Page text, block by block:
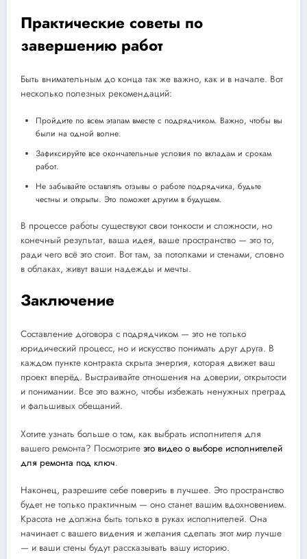
Практические советы по
завершению работ
Быть внимательным до конца так же важно, как и в начале. Вот
несколько полезных рекомендаций:
Пройдите по всем этапам вместе с подрядчиком. Важно, чтобы вы
были на одной волне.
Зафиксируйте все окончательные условия по вкладам и срокам
работ.
Не забывайте оставлять отзывы о работе подрядчика, будьте
честны и открыты. Это поможет другим в будущем.
В процессе работы существуют свои тонкости и сложности, но
конечный результат, ваша идея, ваше пространство — это то,
ради чего всё это стоит. Вот там, за потолками и стенами, словно
в облаках, живут ваши надежды и мечты.
Заключение
Составление договора с подрядчиком — это не только
юридический процесс, но и искусство понимать друг друга. В
каждом пункте контракта скрыта энергия, которая движет ваш
проект вперёд. Выстраивайте отношения на доверии, открытости
и понимании. Все это важно, чтобы избежать ненужных преград
и фальшивых обещаний.
Хотите узнать больше о том, как выбрать исполнителя для
вашего ремонта? Посмотрите это видео о выборе исполнителей
для ремонта под ключ.
Наконец, разрешите себе поверить в лучшее. Это пространство
будет не только практичным — оно станет вашим вдохновением.
Красота не должна быть только в руках исполнителей. Она
начинает с вашего видения и желания сделать этот мир лучше
— и ваши стены будут рассказывать вашу историю.